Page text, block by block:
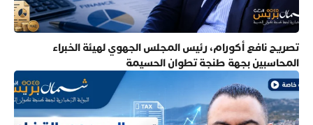
تصريح نافع أكورام، رئيس المجلس الجهوي لهيئة الخبراء
المحاسبين بجهة طنجة تطوان الحسيمة